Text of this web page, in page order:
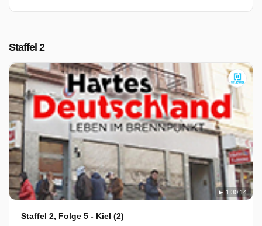
Staffel 2
1:30:14
Staffel 2, Folge 5 - Kiel (2)